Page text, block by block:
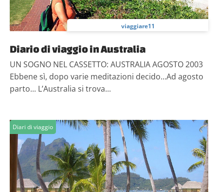
viaggiare11
Diario di viaggio in Australia
UN SOGNO NEL CASSETTO: AUSTRALIA AGOSTO 2003
Ebbene sì, dopo varie meditazioni decido...Ad agosto
parto... L’Australia si trova...
Diari di viaggio